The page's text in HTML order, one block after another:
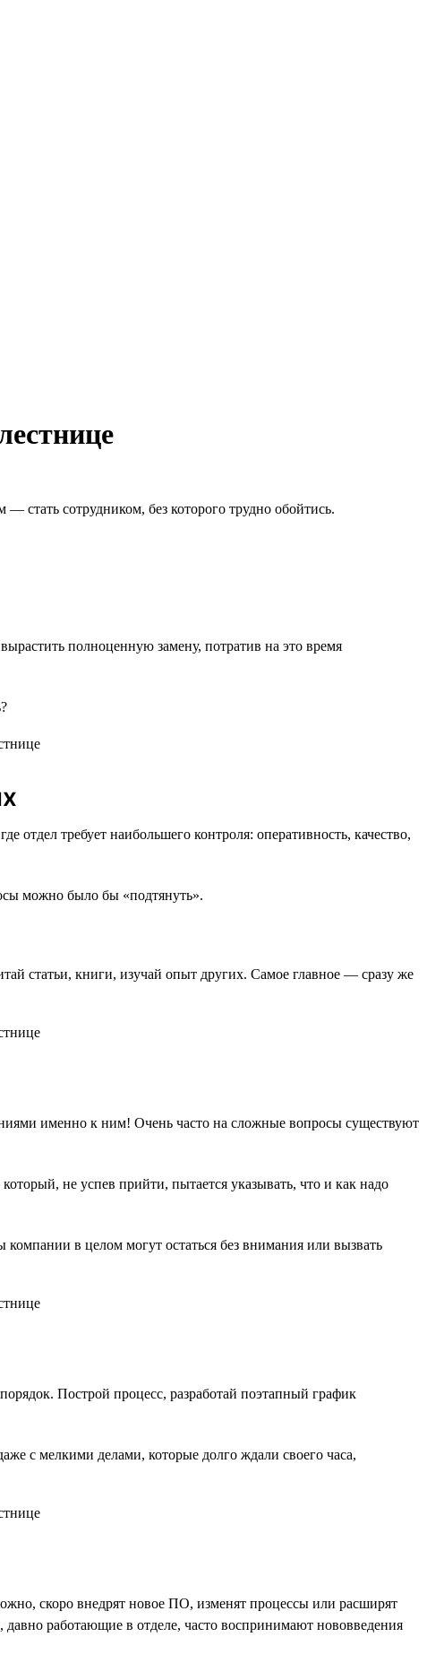
стать сотрудником, без которого трудно обойтись.
полноценную замену, потратив на это время
отдел требует наибольшего контроля: оперативность, качество,
можно было бы «подтянуть».
статьи, книги, изучай опыт других. Самое главное — сразу же
именно к ним! Очень часто на сложные вопросы существуют
не успев прийти, пытается указывать, что и как надо
в целом могут остаться без внимания или вызвать
Построй процесс, разработай поэтапный график
с мелкими делами, которые долго ждали своего часа,
скоро внедрят новое ПО, изменят процессы или расширят
работающие в отделе, часто воспринимают нововведения